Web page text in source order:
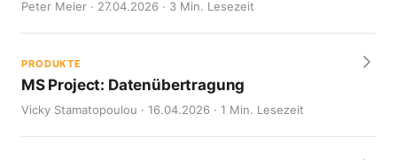
Peter Meier · 27.04.2026 · 3 Min. Lesezeit
PRODUKTE
MS Project: Datenübertragung
Vicky Stamatopoulou · 16.04.2026 · 1 Min. Lesezeit